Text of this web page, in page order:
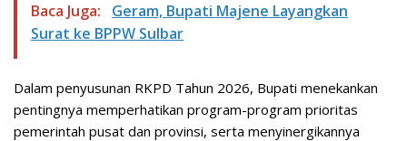
Baca Juga:
Geram, Bupati Majene Layangkan
Surat ke BPPW Sulbar
Dalam penyusunan RKPD Tahun 2026, Bupati menekankan
pentingnya memperhatikan program-program prioritas
pemerintah pusat dan provinsi, serta menyinergikannya